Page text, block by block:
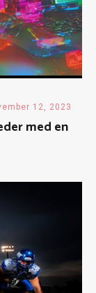
12, 2023
med en